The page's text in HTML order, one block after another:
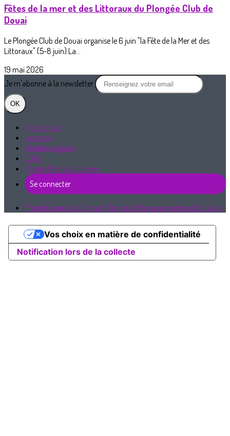
Fêtes de la mer et des Littoraux du Plongée Club de
Douai
Le Plongée Club de Douai organise le 6 juin "la Fête de la Mer et des
Littoraux" (5-8 juin).La...
19 mai 2026
Je m'abonne à la newsletter
OK
Plan du site
Licences
Mentions légales
CGUV
Paramétrer vos cookies
Se connecter
Propulsé par AssoConnect, le logiciel des associations Sportives
Notification lors de la collecte
Vos choix en matière de confidentialité